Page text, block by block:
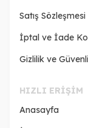
Satış Sözleşmesi
İptal ve İade
Gizlilik ve
HIZLI ERIŞIM
Anasayfa